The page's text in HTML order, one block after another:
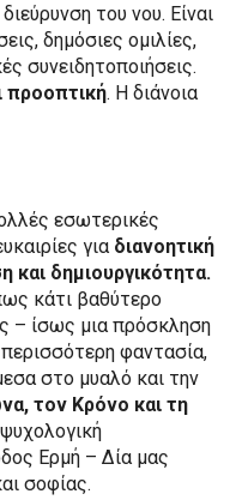
του νου. Είναι
δημόσιες ομιλίες,
συνειδητοποιήσεις.
προοπτική. Η διάνοια
εσωτερικές
για διανοητική
και δημιουργικότητα.
κάτι βαθύτερο
– ίσως μια πρόσκληση
φαντασία,
στο μυαλό και την
τον Κρόνο και τη
Ερμή – Δία μας
σοφίας.